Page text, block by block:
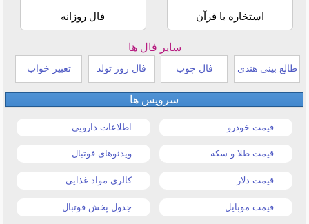
استخاره با قرآن فال روزانه
سایر فال ها
طالع بینی هندی فال چوب فال روز تولد تعبیر خواب
سرویس ها
قیمت خودرو اطلاعات دارویی
قیمت طلا و سکه ویدئوهای فوتبال
قیمت دلار کالری مواد غذایی
قیمت موبایل جدول پخش فوتبال